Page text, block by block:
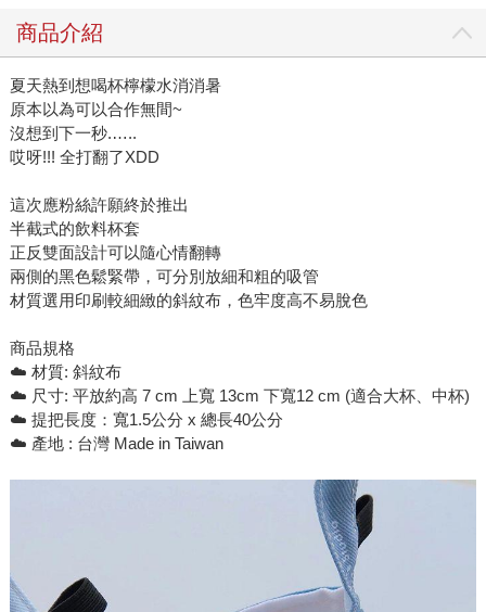
商品介紹
夏天熱到想喝杯檸檬水消消暑
原本以為可以合作無間~
沒想到下一秒.…..
哎呀!!! 全打翻了XDD
這次應粉絲許願終於推出
半截式的飲料杯套
正反雙面設計可以隨心情翻轉
兩側的黑色鬆緊帶，可分別放細和粗的吸管
材質選用印刷較細緻的斜紋布，色牢度高不易脫色
商品規格
☁️ 材質: 斜紋布
☁️ 尺寸: 平放約高 7 cm 上寬 13cm 下寬12 cm (適合大杯、中杯)
☁️ 提把長度：寬1.5公分 x 總長40公分
☁️ 產地 : 台灣 Made in Taiwan